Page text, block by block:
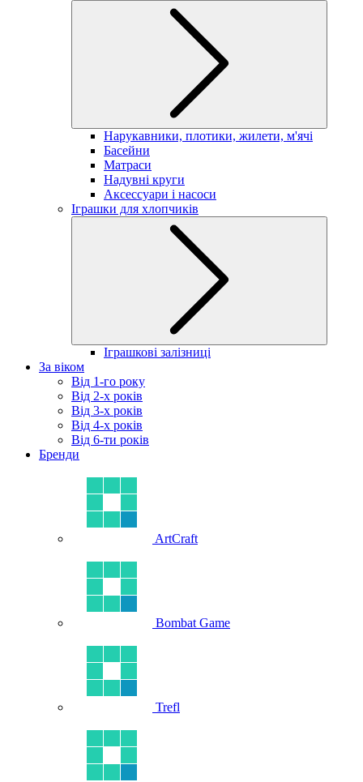
Нарукавники, плотики, жилети, м'ячі
Басейни
Матраси
Надувні круги
Аксессуари і насоси
Іграшки для хлопчиків
Іграшкові залізниці
За віком
Від 1-го року
Від 2-х років
Від 3-х років
Від 4-х років
Від 6-ти років
Бренди
ArtCraft
Bombat Game
Trefl